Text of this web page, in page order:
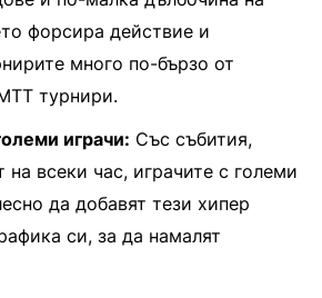
форсира действие и
много по-бързо от
турнири.
играчи: Със събития,
на всеки час, играчите с големи
да добавят тези хипер
си, за да намалят